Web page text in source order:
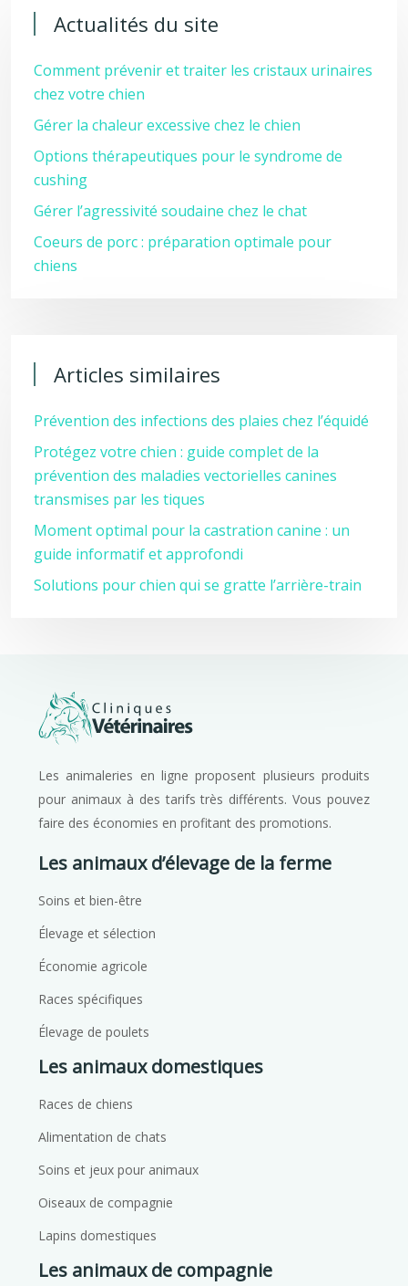
Actualités du site
Comment prévenir et traiter les cristaux urinaires
chez votre chien
Gérer la chaleur excessive chez le chien
Options thérapeutiques pour le syndrome de
cushing
Gérer l’agressivité soudaine chez le chat
Coeurs de porc : préparation optimale pour
chiens
Articles similaires
Prévention des infections des plaies chez l’équidé
Protégez votre chien : guide complet de la
prévention des maladies vectorielles canines
transmises par les tiques
Moment optimal pour la castration canine : un
guide informatif et approfondi
Solutions pour chien qui se gratte l’arrière-train
Les animaleries en ligne proposent plusieurs produits
pour animaux à des tarifs très différents. Vous pouvez
faire des économies en profitant des promotions.
Les animaux d’élevage de la ferme
Soins et bien-être
Élevage et sélection
Économie agricole
Races spécifiques
Élevage de poulets
Les animaux domestiques
Races de chiens
Alimentation de chats
Soins et jeux pour animaux
Oiseaux de compagnie
Lapins domestiques
Les animaux de compagnie